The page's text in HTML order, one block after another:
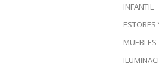
INFANTIL
ESTORES
MUEBLES